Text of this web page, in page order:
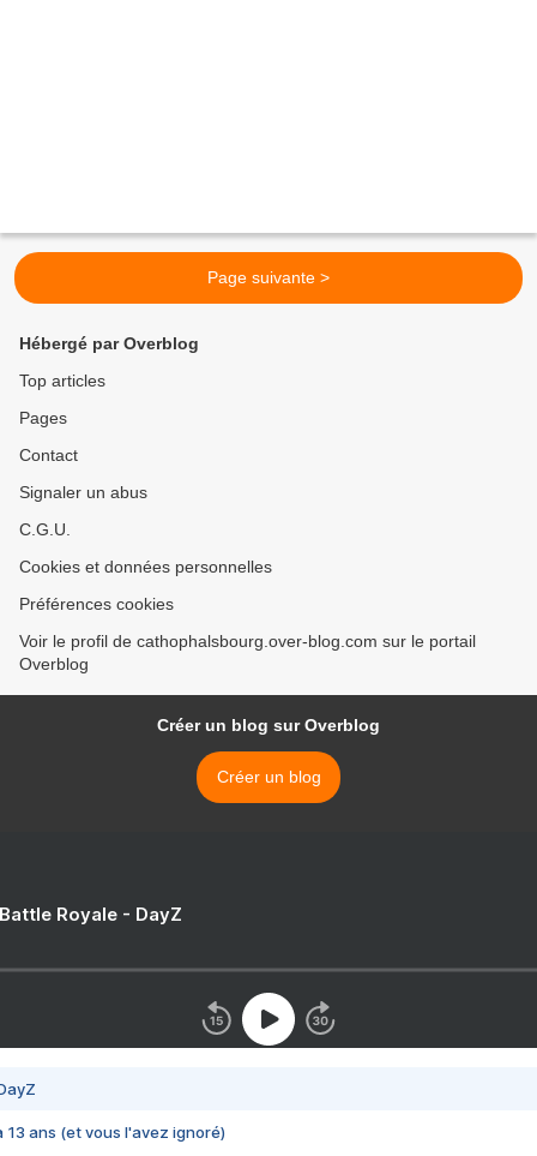
Page suivante >
Hébergé par Overblog
Top articles
Pages
Contact
Signaler un abus
C.G.U.
Cookies et données personnelles
Préférences cookies
Voir le profil de cathophalsbourg.over-blog.com sur le portail
Overblog
Créer un blog sur Overblog
Créer un blog
Royale - DayZ
13 ans (et vous l'avez ignoré)